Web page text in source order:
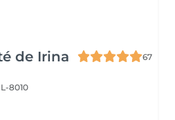
de Irina
67
8010